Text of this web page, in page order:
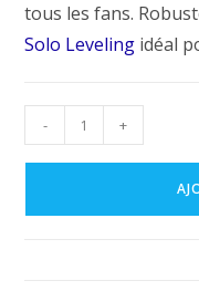
tous les fans.
Solo Leveling idéal
quantité
de
- +